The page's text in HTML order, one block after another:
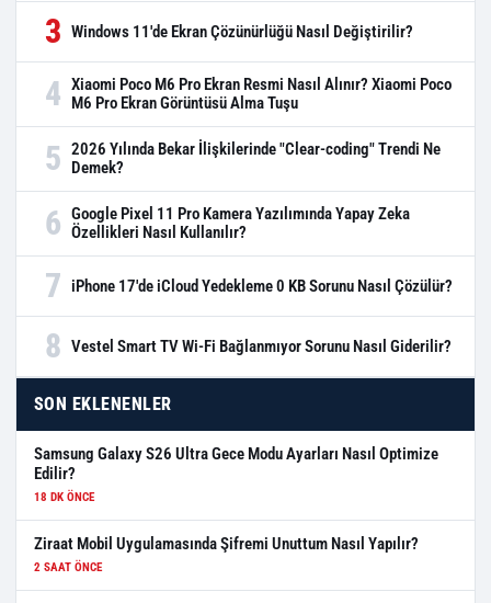
3 Windows 11'de Ekran Çözünürlüğü Nasıl Değiştirilir?
4 Xiaomi Poco M6 Pro Ekran Resmi Nasıl Alınır? Xiaomi Poco
M6 Pro Ekran Görüntüsü Alma Tuşu
5 2026 Yılında Bekar İlişkilerinde "Clear-coding" Trendi Ne
Demek?
6 Google Pixel 11 Pro Kamera Yazılımında Yapay Zeka
Özellikleri Nasıl Kullanılır?
7 iPhone 17'de iCloud Yedekleme 0 KB Sorunu Nasıl Çözülür?
8 Vestel Smart TV Wi-Fi Bağlanmıyor Sorunu Nasıl Giderilir?
SON EKLENENLER
Samsung Galaxy S26 Ultra Gece Modu Ayarları Nasıl Optimize
Edilir?
18 DK ÖNCE
Ziraat Mobil Uygulamasında Şifremi Unuttum Nasıl Yapılır?
2 SAAT ÖNCE